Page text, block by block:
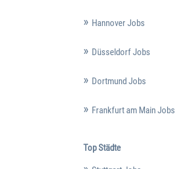
Hannover Jobs
Düsseldorf Jobs
Dortmund Jobs
Frankfurt am Main Jobs
Top Städte